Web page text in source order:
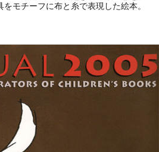
をモチーフに布と糸で表現した絵本。